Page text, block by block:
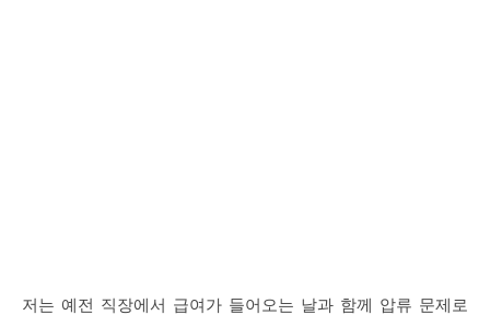
저는 예전 직장에서 급여가 들어오는 날과 함께 압류 문제로